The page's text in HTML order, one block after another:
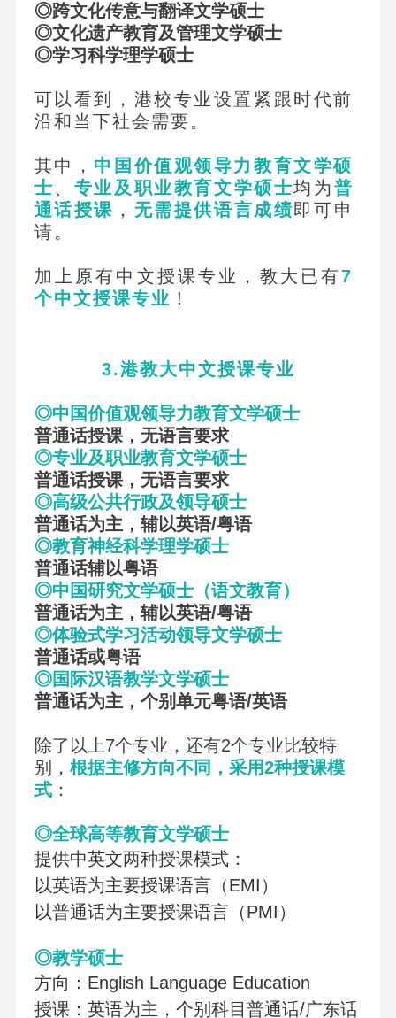
◎跨文化传意与翻译文学硕士
◎文化遗产教育及管理文学硕士
◎学习科学理学硕士
可以看到，港校专业设置紧跟时代前
沿和当下社会需要。
其中， 中国价值观领导力教育文学硕
士、 专业及职业教育文学硕士均为普
通话授课 ， 无需提供语言成绩即可申
请。
加上原有中文授课专业，教大已有7
个中文授课专业 ！
3.港教大中文授课专业
◎中国价值观领导力教育文学硕士
普通话授课，无语言要求
◎专业及职业教育文学硕士
普通话授课，无语言要求
◎高级公共行政及领导硕士
普通话为主，辅以英语/粤语
◎教育神经科学理学硕士
普通话辅以粤语
◎中国研究文学硕士（语文教育）
普通话为主，辅以英语/粤语
◎体验式学习活动领导文学硕士
普通话或粤语
◎国际汉语教学文学硕士
普通话为主，个别单元粤语/英语
除了以上7个专业，还有2个专业比较特
别， 根据主修方向不同，采用2种授课模
式：
◎全球高等教育文学硕士
提供中英文两种授课模式：
以英语为主要授课语言（EMI）
以普通话为主要授课语言（PMI）
◎教学硕士
方向：English Language Education
授课：英语为主，个别科目普通话/广东话